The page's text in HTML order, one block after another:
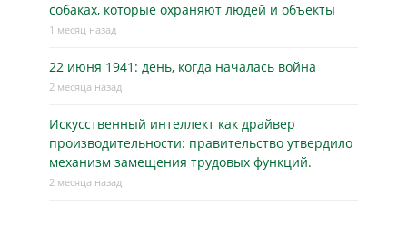
собаках, которые охраняют людей и объекты
1 месяц назад
22 июня 1941: день, когда началась война
2 месяца назад
Искусственный интеллект как драйвер
производительности: правительство утвердило
механизм замещения трудовых функций.
2 месяца назад